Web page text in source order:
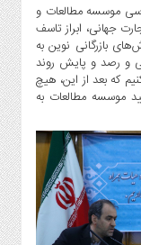
موسسه مطالعات و
جهانی، ابراز تاسف
بازرگانی نوین به
و رصد و پایش روند
که بعد از این، هیچ
موسسه مطالعات به